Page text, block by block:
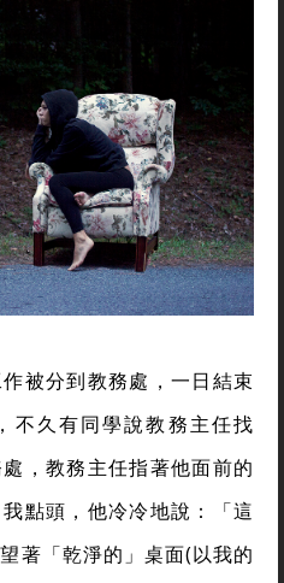
被分到教務處，一日結束
不久有同學說教務主任找
，教務主任指著他面前的
點頭，他冷冷地說：「這
著「乾淨的」桌面(以我的